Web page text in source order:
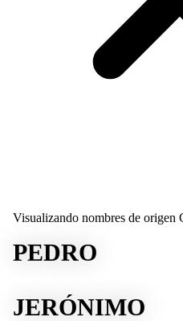
Visualizando nombres de origen
PEDRO
JERÓNIMO